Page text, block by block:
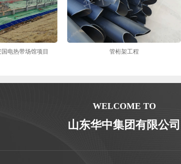
电热带场馆项目 管桁架工程
WELCOME TO
山东华中集团有限公司